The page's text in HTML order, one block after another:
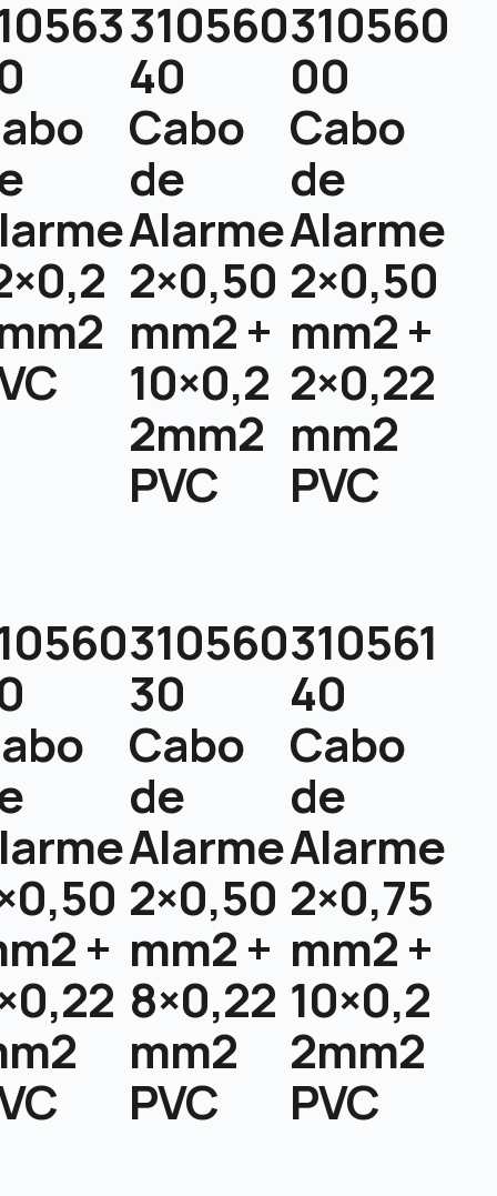
310560
40
Cabo
de
Alarme
2×0,50
mm2 +
10×0,2
2mm2
PVC
310560
00
Cabo
de
Alarme
2×0,50
mm2 +
2×0,22
mm2
PVC
+
310560
30
Cabo
de
Alarme
2×0,50
mm2 +
8×0,22
mm2
PVC
310561
40
Cabo
de
Alarme
2×0,75
mm2 +
10×0,2
2mm2
PVC